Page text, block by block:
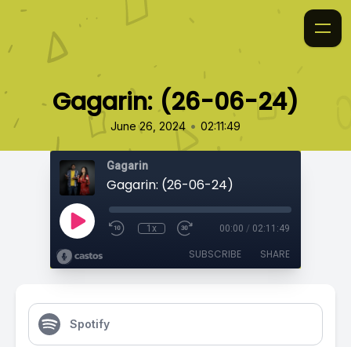
Gagarin: (26-06-24)
June 26, 2024 • 02:11:49
Gagarin
Gagarin: (26-06-24)
1x 00:00 / 02:11:49
SUBSCRIBE SHARE
Spotify